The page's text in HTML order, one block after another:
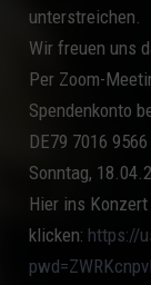
unterstreichen.
Wir freuen uns
Per Zoom-
Spendenkonto
DE79 7016
Sonntag,
Hier ins Konzert
klicken: https://